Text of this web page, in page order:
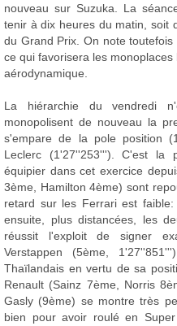
nouveau sur Suzuka. La
tenir à dix heures du matin, soit
du Grand Prix. On note
ce qui favorisera les
aérodynamique.
La hiérarchie du vendredi
monopolisent de nouveau la
s'empare de la pole position
Leclerc (1'27''253'''). C'est la
équipier dans cet exercice
3ème, Hamilton 4ème) sont
retard sur les Ferrari est
ensuite, plus distancées, les
réussit l'exploit de signer
Verstappen (5ème,
Thaïlandais en vertu de sa
Renault (Sainz 7ème, Norris
Gasly (9ème) se montre très
bien pour avoir roulé en